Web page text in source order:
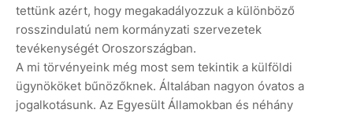
tettünk azért, hogy megakadályozzuk a különböző
rosszindulatú nem kormányzati szervezetek
tevékenységét Oroszországban.
A mi törvényeink még most sem tekintik a külföldi
ügynököket bűnözőknek. Általában nagyon óvatos a
jogalkotásunk. Az Egyesült Államokban és néhány